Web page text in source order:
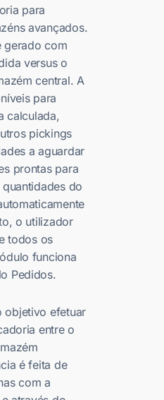
para
avançados.
gerado com
versus o
central. A
para
calculada,
pickings
a aguardar
prontas para
do
o utilizador
todos os
funciona
Pedidos.
objetivo efetuar
entre o
é feita de
com a